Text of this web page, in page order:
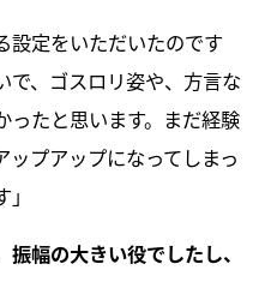
設定をいただいたのです
で、ゴスロリ姿や、方言な
ったと思います。まだ経験
プアップになってしまっ
幅の大きい役でしたし、